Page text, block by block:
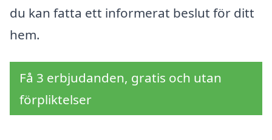
du kan fatta ett informerat beslut för ditt
hem.
Få 3 erbjudanden, gratis och utan
förpliktelser